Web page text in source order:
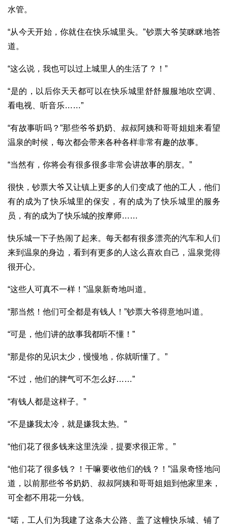
水管。
“从今天开始，你就住在快乐城里头。”钞票大爷笑眯眯地答
道。
“这么说，我也可以过上城里人的生活了？！”
“是的，以后你天天都可以在快乐城里舒舒服服地吹空调、
看电视、听音乐……”
“有故事听吗？”那些爷爷奶奶、叔叔阿姨和哥哥姐姐来看望
温泉的时候，每次都会带来各种各样非常有趣的故事。
“当然有，你将会有很多很多非常会讲故事的朋友。”
很快，钞票大爷又让镇上更多的人们变成了他的工人，他们
有的成为了快乐城里的保安，有的成为了快乐城里的服务
员，有的成为了快乐城的按摩师……
快乐城一下子热闹了起来。每天都有很多漂亮的汽车和人们
来到温泉的身边，看到有更多的人这么喜欢自己，温泉觉得
很开心。
“这些人可真不一样！”温泉新奇地叫道。
“那当然！他们可全都是有钱人！”钞票大爷得意地叫道。
“可是，他们讲的故事我都听不懂！”
“那是你的见识太少，慢慢地，你就听懂了。”
“不过，他们的脾气可不怎么好……”
“有钱人都是这样子。”
“不是嫌我太冷，就是嫌我太热。”
“他们花了很多钱来这里洗澡，提要求很正常。”
“他们花了很多钱？！干嘛要收他们的钱？！”温泉奇怪地问
道，以前那些爷爷奶奶、叔叔阿姨和哥哥姐姐到他家里来，
可全都不用花一分钱。
“喏，工人们为我建了这条大公路、盖了这幢快乐城、铺了